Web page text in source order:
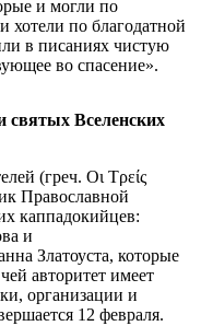
и могли по
хотели по благодатной
в писаниях чистую
во спасение».
святых Вселенских
(греч. Οι Τρείς
Православной
каппадокийцев:
и
Златоуста, которые
авторитет имеет
организации и
12 февраля.